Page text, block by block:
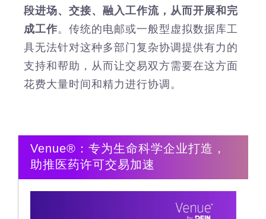
段进场、交接、融入工作流，从而开展和完
成工作。传统的电邮或一般型虚拟数据库工
具无法针对这种多部门复杂协调提供有力的
支持和帮助，从而让交易双方需要在这方面
花费大量时间和精力进行协调。
Venue®：专为生命科学企业打造，
助推医药许可交易加速